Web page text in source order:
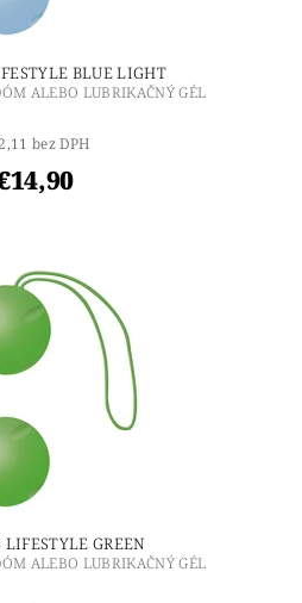
BLUE LIGHT
ALEBO LUBRIKAČNÝ GÉL
bez DPH
LIFESTYLE GREEN
ALEBO LUBRIKAČNÝ GÉL